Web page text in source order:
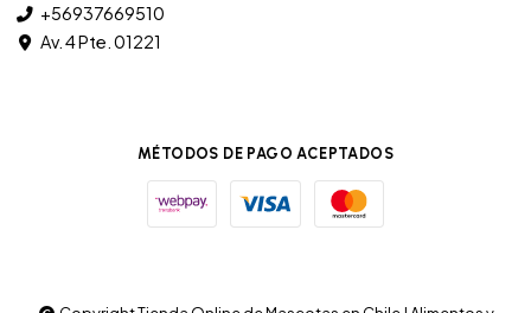
+56937669510
Av. 4 Pte. 01221
MÉTODOS DE PAGO ACEPTADOS